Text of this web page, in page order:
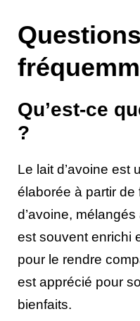
Questions
Qu’est-ce
?
Le lait d’avoine est
élaborée à partir
d’avoine, mélangés
est souvent enrichi
pour le rendre
est apprécié pour
bienfaits.